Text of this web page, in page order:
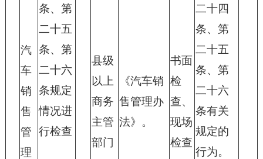
汽
车
销
售
管
理
条、第
二十五
条、第
二十六
条规定
情况进
行检查
县级
以上
商务
主管
部门
《汽车销
售管理办
法》。
书面
检
查、
现场
检查
二十四
条、第
二十五
条、第
二十六
条有关
规定的
行为。